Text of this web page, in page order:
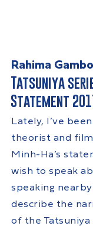
Rahima Gambo
Tatsuniya
Statement
Lately, I’ve
theorist and
Minh-Ha’s
wish to speak
speaking
describe the
of the Tatsuniya